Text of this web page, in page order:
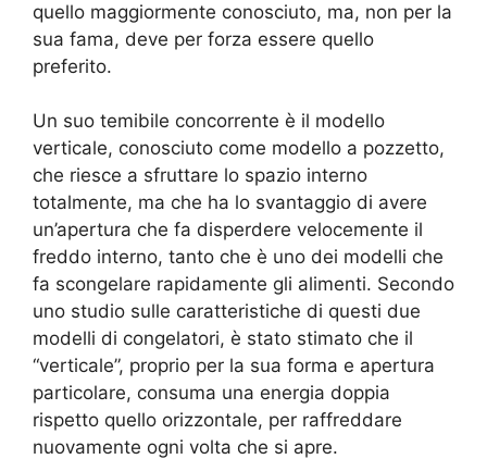
quello maggiormente conosciuto, ma, non per la
sua fama, deve per forza essere quello
preferito.
Un suo temibile concorrente è il modello
verticale, conosciuto come modello a pozzetto,
che riesce a sfruttare lo spazio interno
totalmente, ma che ha lo svantaggio di avere
un’apertura che fa disperdere velocemente il
freddo interno, tanto che è uno dei modelli che
fa scongelare rapidamente gli alimenti. Secondo
uno studio sulle caratteristiche di questi due
modelli di congelatori, è stato stimato che il
“verticale”, proprio per la sua forma e apertura
particolare, consuma una energia doppia
rispetto quello orizzontale, per raffreddare
nuovamente ogni volta che si apre.